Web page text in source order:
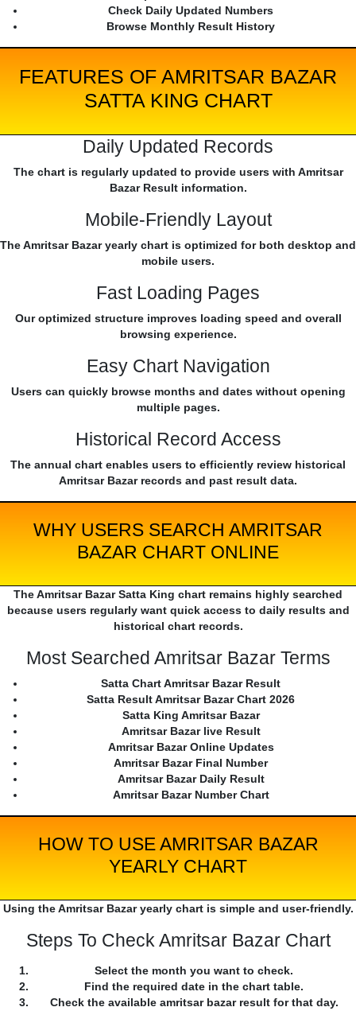
Check Daily Updated Numbers
Browse Monthly Result History
FEATURES OF AMRITSAR BAZAR
SATTA KING CHART
Daily Updated Records
The chart is regularly updated to provide users with Amritsar
Bazar Result information.
Mobile-Friendly Layout
The Amritsar Bazar yearly chart is optimized for both desktop and
mobile users.
Fast Loading Pages
Our optimized structure improves loading speed and overall
browsing experience.
Easy Chart Navigation
Users can quickly browse months and dates without opening
multiple pages.
Historical Record Access
The annual chart enables users to efficiently review historical
Amritsar Bazar records and past result data.
WHY USERS SEARCH AMRITSAR
BAZAR CHART ONLINE
The Amritsar Bazar Satta King chart remains highly searched
because users regularly want quick access to daily results and
historical chart records.
Most Searched Amritsar Bazar Terms
Satta Chart Amritsar Bazar Result
Satta Result Amritsar Bazar Chart 2026
Satta King Amritsar Bazar
Amritsar Bazar live Result
Amritsar Bazar Online Updates
Amritsar Bazar Final Number
Amritsar Bazar Daily Result
Amritsar Bazar Number Chart
HOW TO USE AMRITSAR BAZAR
YEARLY CHART
Using the Amritsar Bazar yearly chart is simple and user-friendly.
Steps To Check Amritsar Bazar Chart
Select the month you want to check.
Find the required date in the chart table.
Check the available amritsar bazar result for that day.